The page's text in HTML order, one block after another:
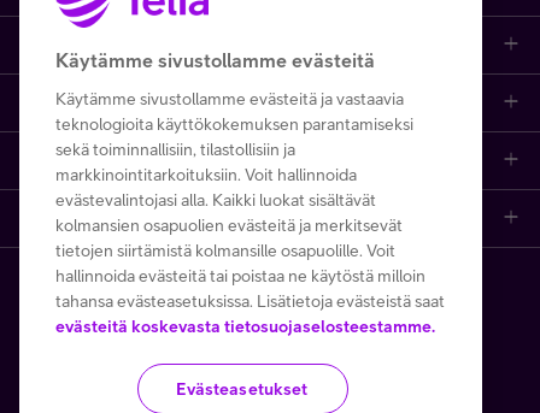
Puhelinliittymät
Mobiililaajakaista
Kodin laajakaista
Prepaid-liittymät
MTV Katsomo
Tarjoukset
iPhone 17
Samsung S26
Viaplay
Suoratoistopalvelut
Asiakastuki netissä
Etsi apua ja ohjeita
Tilauksen peruuttaminen
Opi ja inspiroidu
Nopeustesti (speed test)
Ota yhteyttä
Asiakaspalvelun yhteystiedot
Asioi kirjautuneena
Etsi Telia Kauppa
Yhteystiedot yrityksille
Telia Finland
Telia yrityksenä
Medialle
Avoimet työpaikat
Copyright Telia Company 2026 Tietosuoja ja -turva
Käyttöehdot Evästeiden käyttö
Käytämme sivustollamme evästeitä
Käytämme sivustollamme evästeitä ja vastaavia
teknologioita käyttökokemuksen parantamiseksi
sekä toiminnallisiin, tilastollisiin ja
markkinointitarkoituksiin. Voit hallinnoida
evästevalintojasi alla. Kaikki luokat sisältävät
kolmansien osapuolien evästeitä ja merkitsevät
tietojen siirtämistä kolmansille osapuolille. Voit
hallinnoida evästeitä tai poistaa ne käytöstä milloin
tahansa evästeasetuksissa. Lisätietoja evästeistä saat
evästeitä koskevasta tietosuojaselosteestamme.
Evästeasetukset